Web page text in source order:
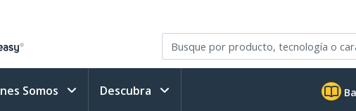
Somos Descubra